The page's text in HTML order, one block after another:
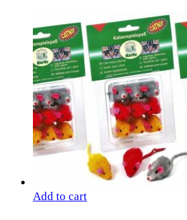
Add to cart